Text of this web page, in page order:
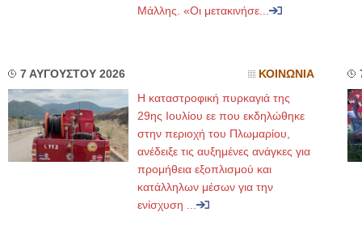
Μάλλης. «Οι μετακινήσε...
7 ΑΥΓΟΥΣΤΟΥ 2026 ΚΟΙΝΩΝΙΑ
Η καταστροφική πυρκαγιά της
29ης Ιουλίου εε που εκδηλώθηκε
στην περιοχή του Πλωμαρίου,
ανέδειξε τις αυξημένες ανάγκες για
προμήθεια εξοπλισμού και
κατάλληλων μέσων για την
ενίσχυση ...